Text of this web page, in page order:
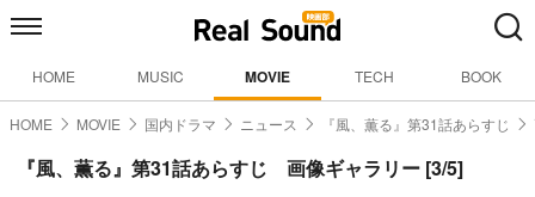
HOME MUSIC MOVIE TECH BOOK
HOME MOVIE 国内ドラマ ニュース 『風、薫る』第31話あらすじ
『風、薫る』第31話あらすじ 画像ギャラリー [3/5]